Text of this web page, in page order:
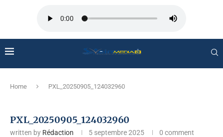
Home PXL_20250905_124032960
PXL_20250905_124032960
written by Rédaction 5 septembre 2025 0 comment